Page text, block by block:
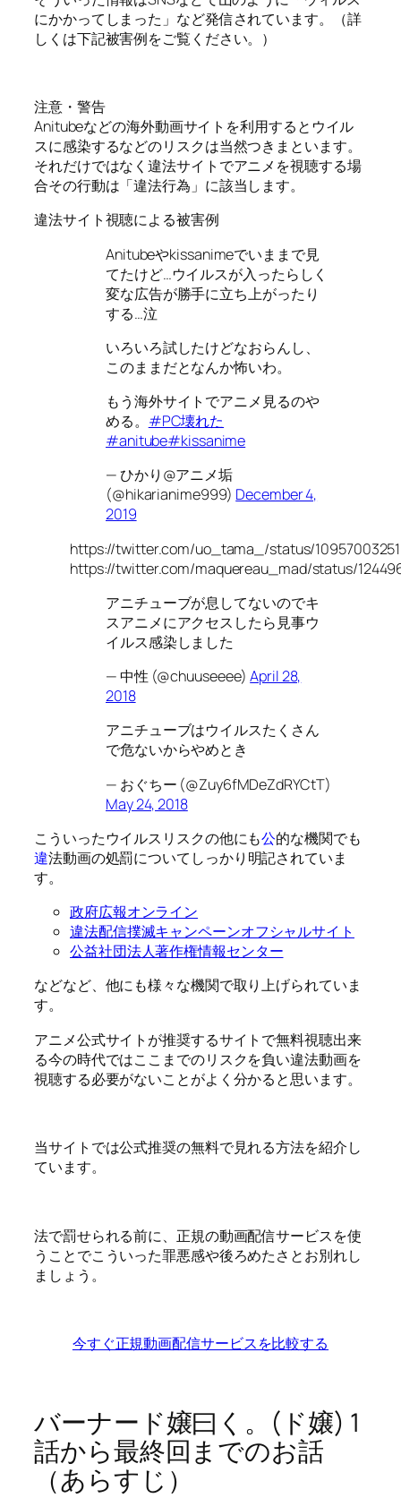
にかかってしまった」など発信されています。（詳
しくは下記被害例をご覧ください。）
注意・警告
Anitubeなどの海外動画サイトを利用するとウイル
スに感染するなどのリスクは当然つきまといます。
それだけではなく違法サイトでアニメを視聴する場
合その行動は「違法行為」に該当します。
違法サイト視聴による被害例
Anitubeやkissanimeでいままで見
てたけど…ウイルスが入ったらしく
変な広告が勝手に立ち上がったり
する…泣
いろいろ試したけどなおらんし、
このままだとなんか怖いわ。
もう海外サイトでアニメ見るのや
める。 #PC壊れた
#anitube#kissanime
— ひかり@アニメ垢
(@hikarianime999) December 4,
2019
https://twitter.com/uo_tama_/status/
https://twitter.com/maquereau_mad/status/
アニチューブが息してないのでキ
スアニメにアクセスしたら見事ウ
イルス感染しました
— 中性 (@chuuseeee)April 28,
2018
アニチューブはウイルスたくさん
で危ないからやめとき
— おぐちー (@Zuy6fMDeZdRYCtT)
May 24, 2018
こういったウイルスリスクの他にも公的な機関でも
違法動画の処罰についてしっかり明記されていま
す。
政府広報オンライン
違法配信撲滅キャンペーンオフシャルサイト
公益社団法人著作権情報センター
などなど、他にも様々な機関で取り上げられていま
す。
アニメ公式サイトが推奨するサイトで無料視聴出来
る今の時代ではここまでのリスクを負い違法動画を
視聴する必要がないことがよく分かると思います。
当サイトでは公式推奨の無料で見れる方法を紹介し
ています。
法で罰せられる前に、正規の動画配信サービスを使
うことでこういった罪悪感や後ろめたさとお別れし
ましょう。
今すぐ正規動画配信サービスを比較する
バーナード嬢曰く。(ド嬢) 1
話から最終回までのお話
（あらすじ）